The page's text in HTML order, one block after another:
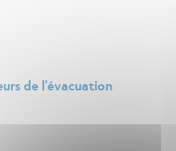
de l'évacuation